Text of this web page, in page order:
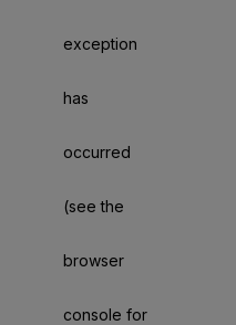
exception
has
occurred
(see the
browser
console for